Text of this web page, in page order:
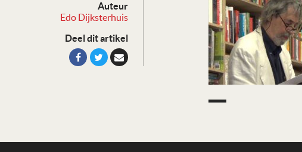
Auteur
Edo Dijksterhuis
Deel dit artikel